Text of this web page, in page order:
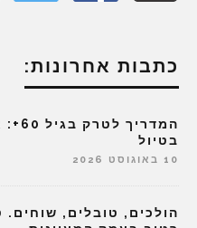
כתבות אחרונות:
בטיול
10 באוגוסט 2026
הולכים, טובלים, שוחים.